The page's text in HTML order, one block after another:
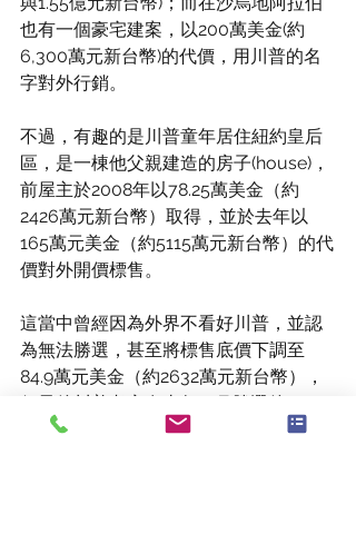
也有一個豪宅建案，以200萬美金(約
6,300萬元新台幣)的代價，用川普的名
字對外行銷。
不過，有趣的是川普童年居住紐約皇后
區，是一棟他父親建造的房子(house)，
前屋主於2008年以78.25萬美金（約
2426萬元新台幣）取得，並於去年以
165萬元美金（約5115萬元新台幣）的代
價對外開價標售。
這當中曾經因為外界不看好川普，並認
為無法勝選，甚至將標售底價下調至
84.9萬元美金（約2632萬元新台幣），
但最後川普老家在去年12月勝選後，一
位匿名投資人以139萬美金（約4310萬元